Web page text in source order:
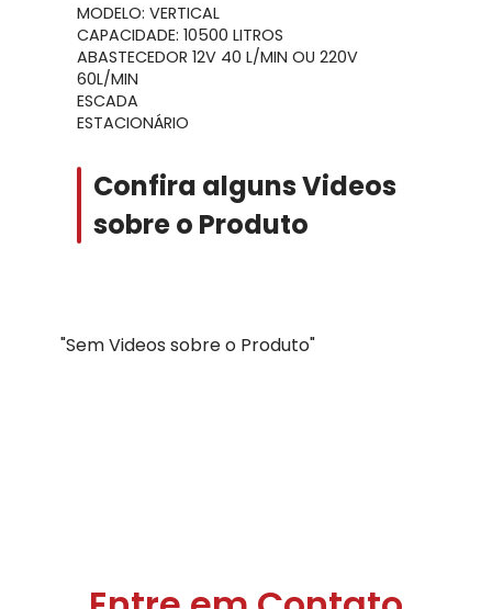
MODELO: VERTICAL
CAPACIDADE: 10500 LITROS
ABASTECEDOR 12V 40 L/MIN OU 220V
60L/MIN
ESCADA
ESTACIONÁRIO
Confira alguns Videos
sobre o Produto
"Sem Videos sobre o Produto"